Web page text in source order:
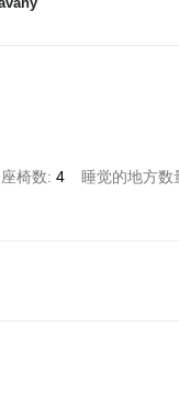
座椅数 4 睡觉的地方数